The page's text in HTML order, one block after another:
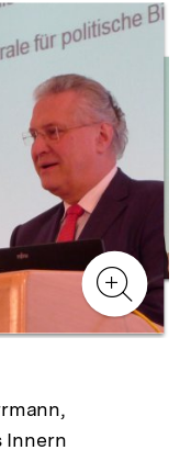
Zur
Zur
Innern